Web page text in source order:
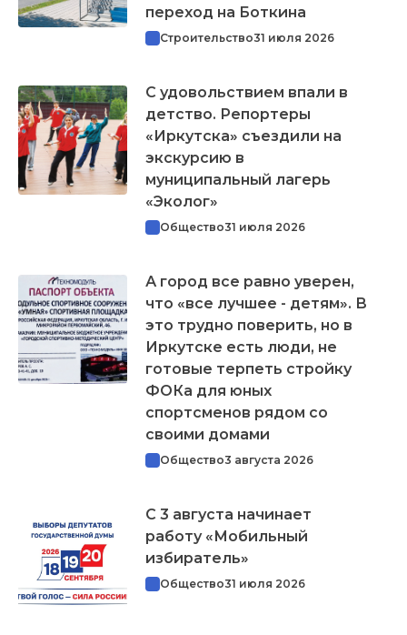
переход на Боткина
Строительство31 июля 2026
С удовольствием впали в
детство. Репортеры
«Иркутска» съездили на
экскурсию в
муниципальный лагерь
«Эколог»
Общество31 июля 2026
А город все равно уверен,
что «все лучшее - детям». В
это трудно поверить, но в
Иркутске есть люди, не
готовые терпеть стройку
ФОКа для юных
спортсменов рядом со
своими домами
Общество3 августа 2026
С 3 августа начинает
работу «Мобильный
избиратель»
Общество31 июля 2026